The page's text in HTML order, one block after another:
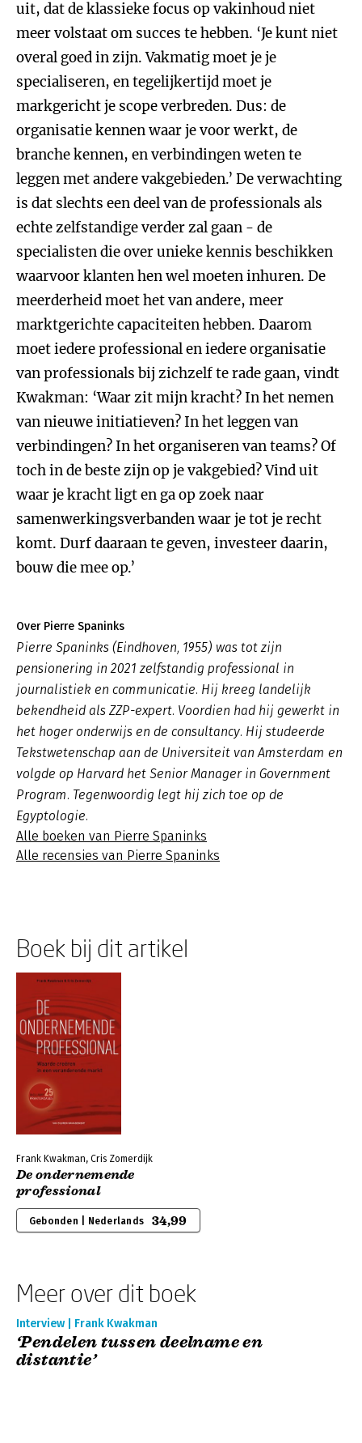
uit, dat de klassieke focus op vakinhoud niet
meer volstaat om succes te hebben. ‘Je kunt niet
overal goed in zijn. Vakmatig moet je je
specialiseren, en tegelijkertijd moet je
markgericht je scope verbreden. Dus: de
organisatie kennen waar je voor werkt, de
branche kennen, en verbindingen weten te
leggen met andere vakgebieden.’ De verwachting
is dat slechts een deel van deprofessionals als
echte zelfstandige verder zal gaan - de
specialisten die over unieke kennis beschikken
waarvoor klanten hen wel moeten inhuren. De
meerderheid moet het van andere, meer
marktgerichte capaciteiten hebben. Daarom
moet iedere professional en iedere organisatie
van professionals bij zichzelf te rade gaan, vindt
Kwakman: ‘Waar zit mijn kracht? In het nemen
van nieuwe initiatieven? In het leggen van
verbindingen? In het organiseren van teams? Of
toch in de beste zijn op je vakgebied? Vind uit
waar je kracht ligt en ga op zoek naar
samenwerkingsverbanden waar je tot je recht
komt. Durf daaraan te geven, investeer daarin,
bouw die mee op.’
Over Pierre Spaninks
Pierre Spaninks (Eindhoven, 1955) was tot zijn
pensionering in 2021 zelfstandig professional in
journalistiek en communicatie. Hij kreeg landelijk
bekendheid als ZZP-expert. Voordien had hij gewerkt in
het hoger onderwijs en de consultancy. Hij studeerde
Tekstwetenschap aan de Universiteit van Amsterdam en
volgde op Harvard het Senior Manager in Government
Program. Tegenwoordig legt hij zich toe op de
Egyptologie.
Alle boeken van Pierre Spaninks
Alle recensies van Pierre Spaninks
Boek bij dit artikel
Frank Kwakman, Cris Zomerdijk
De ondernemende
professional
Gebonden | Nederlands 34,99
Meer over dit boek
Interview | Frank Kwakman
‘Pendelen tussen deelname en
distantie’